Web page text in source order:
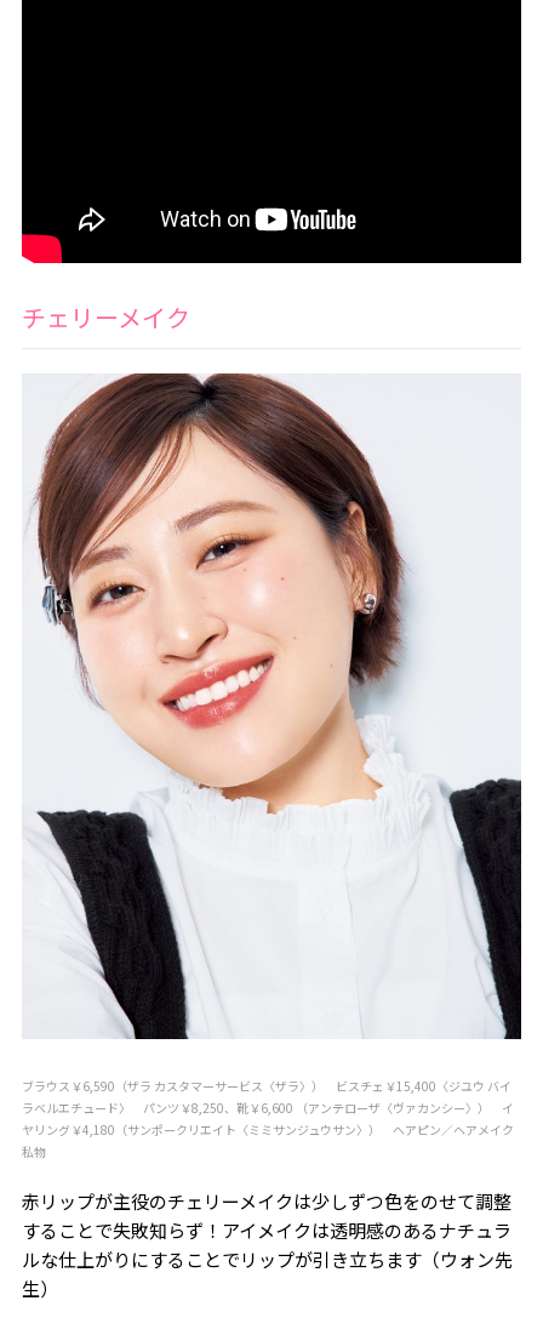
チェリーメイク
ブラウス￥6,590（ザラ カスタマーサービス〈ザラ〉） ビスチェ￥15,400〈ジユウ バイ
ラベルエチュード〉 パンツ￥8,250、靴￥6,600 （アンテローザ〈ヴァカンシー〉） イ
ヤリング￥4,180（サンポークリエイト〈ミミサンジュウサン〉） ヘアピン／ヘアメイク
私物
赤リップが主役のチェリーメイクは少しずつ色をのせて調整
することで失敗知らず！アイメイクは透明感のあるナチュラ
ルな仕上がりにすることでリップが引き立ちます（ウォン先
生）